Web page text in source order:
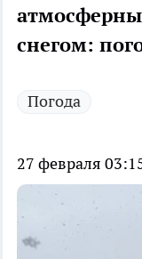
снегом:
Погода
27 февраля